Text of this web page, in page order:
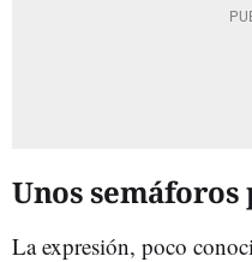
Unos semáforos
La expresión, poco